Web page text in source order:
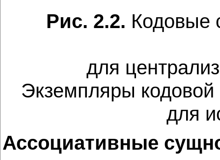
Рис. 2.2. Кодовые
для
Экземпляры кодовой
для
Ассоциативные